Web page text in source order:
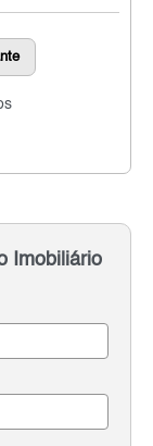
Imobiliário